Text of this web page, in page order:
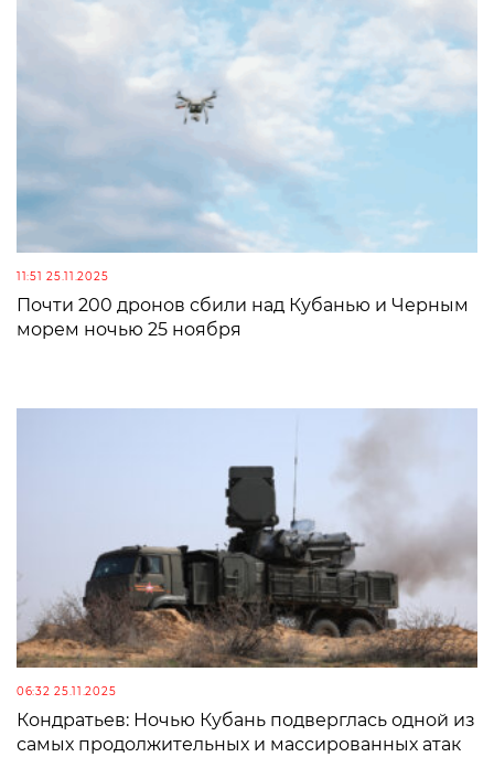
11:51 25.11.2025
Почти 200 дронов сбили над Кубанью и Черным
морем ночью 25 ноября
06:32 25.11.2025
Кондратьев: Ночью Кубань подверглась одной из
самых продолжительных и массированных атак